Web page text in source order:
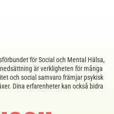
för Social och Mental Hälsa,
är verkligheten för många
och social samvaro främjar psykisk
Dina erfarenheter kan också bidra